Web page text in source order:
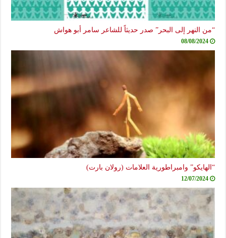
“من النهر إلى البحر” صدر حديثاً للشاعر سامر أبو هواش
08/08/2024
“الهايكو” وامبراطورية العلامات (رولان بارت)
12/07/2024